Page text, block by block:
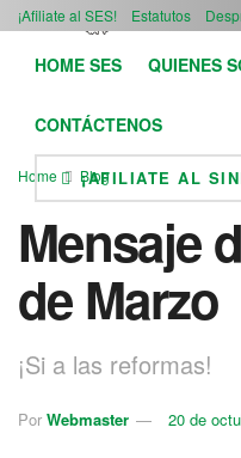
¡Afiliate al SES! Estatutos
HOME SES QUIENES
CONTÁCTENOS
¡AFILIATE AL
Home Blog
Mensaje
de Marzo
¡Si a las reformas!
Por Webmaster 20 de